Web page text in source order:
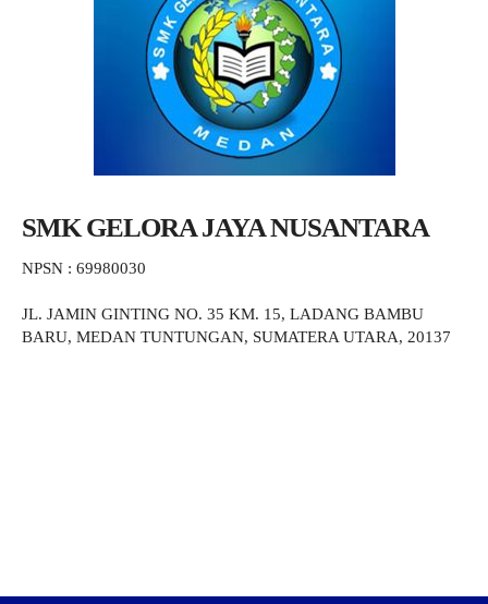
SMK GELORA JAYA NUSANTARA
NPSN : 69980030
JL. JAMIN GINTING NO. 35 KM. 15, LADANG BAMBU
BARU, MEDAN TUNTUNGAN, SUMATERA UTARA, 20137